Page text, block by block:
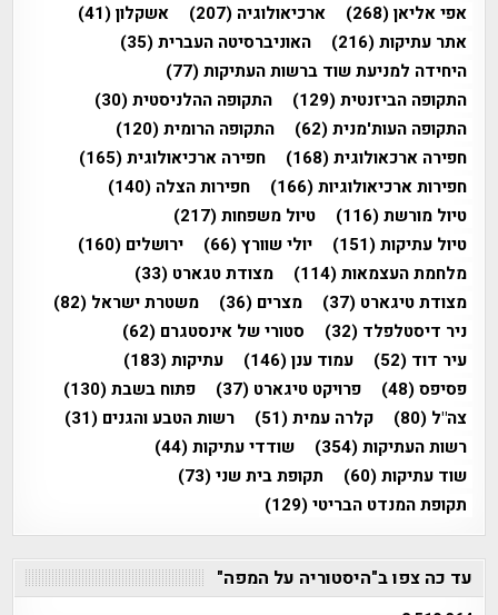
אפי אליאן(268) ארכיאולוגיה (207) אשקלון(41)
אתר עתיקות(216) האוניברסיטה העברית(35)
היחידה למניעת שוד ברשות העתיקות(77)
התקופה הביזנטית(129) התקופה ההלניסטית(30)
התקופה העות'מנית(62) התקופה הרומית(120)
חפירה ארכאולוגית(168) חפירה ארכיאולוגית(165)
חפירות ארכיאולוגיות(166) חפירות הצלה (140)
טיול מורשת(116) טיול משפחות(217)
טיול עתיקות(151) יולי שוורץ(66) ירושלים (160)
מלחמת העצמאות(114) מצודת טגארט (33)
מצודת טיגארט (37) מצרים (36) משטרת ישראל (82)
ניר דיסטלפלד (32) סטורי של אינסטגרם (62)
עיר דוד (52) עמוד ענן(146) עתיקות(183)
פסיפס(48) פרויקט טיגארט (37) פתוח בשבת(130)
צה"ל (80) קלרה עמית(51) רשות הטבע והגנים (31)
רשות העתיקות(354) שודדי עתיקות(44)
שוד עתיקות(60) תקופת בית שני(73)
תקופת המנדט הבריטי(129)
עד כה צפו ב"היסטוריה על המפה"